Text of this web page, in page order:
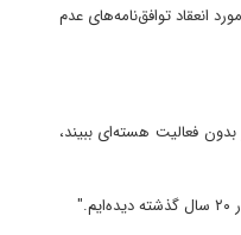
انعقاد توافق‌نامه‌های عدم
فعالیت هسته‌ای ببیند،